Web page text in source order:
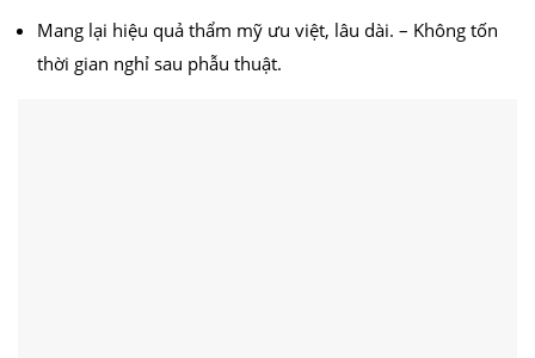
Mang lại hiệu quả thẩm mỹ ưu việt, lâu dài. – Không tốn
thời gian nghỉ sau phẫu thuật.